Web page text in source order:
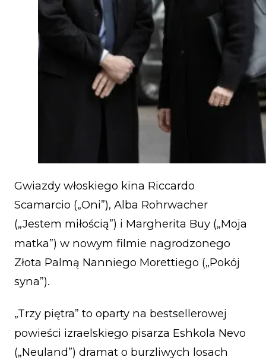
Gwiazdy włoskiego kina Riccardo
Scamarcio („Oni”), Alba Rohrwacher
(„Jestem miłością”) i Margherita Buy („Moja
matka”) w nowym filmie nagrodzonego
Złota Palmą Nanniego Morettiego („Pokój
syna”).
„Trzy piętra” to oparty na bestsellerowej
powieści izraelskiego pisarza Eshkola Nevo
(„Neuland”) dramat o burzliwych losach